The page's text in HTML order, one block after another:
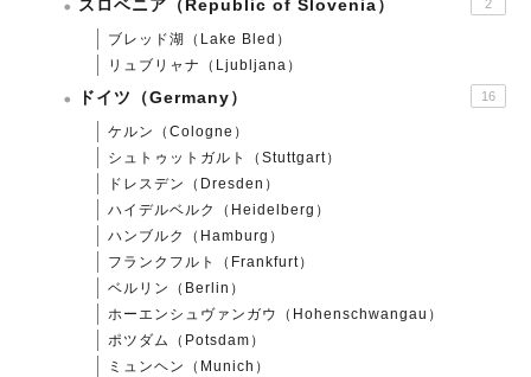
スロベニア（Republic of Slovenia） 2
ブレッド湖（Lake Bled）
リュブリャナ（Ljubljana）
ドイツ（Germany） 16
ケルン（Cologne）
シュトゥットガルト（Stuttgart）
ドレスデン（Dresden）
ハイデルベルク（Heidelberg）
ハンブルク（Hamburg）
フランクフルト（Frankfurt）
ベルリン（Berlin）
ホーエンシュヴァンガウ（Hohenschwangau）
ポツダム（Potsdam）
ミュンヘン（Munich）